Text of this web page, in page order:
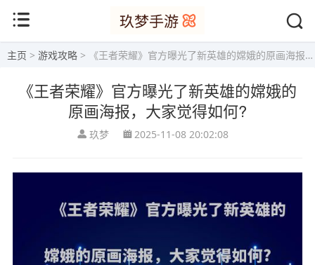
主页 > 游戏攻略 > 《王者荣耀》官方曝光了新英雄的嫦娥的原画海报，大家觉得如何?
《王者荣耀》官方曝光了新英雄的嫦娥的
原画海报，大家觉得如何?
玖梦 2025-11-08 20:02:08